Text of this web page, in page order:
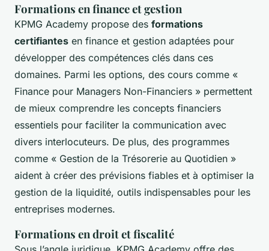
Formations en finance et gestion
KPMG Academy propose des formations
certifiantes en finance et gestion adaptées pour
développer des compétences clés dans ces
domaines. Parmi les options, des cours comme «
Finance pour Managers Non-Financiers » permettent
de mieux comprendre les concepts financiers
essentiels pour faciliter la communication avec
divers interlocuteurs. De plus, des programmes
comme « Gestion de la Trésorerie au Quotidien »
aident à créer des prévisions fiables et à optimiser la
gestion de la liquidité, outils indispensables pour les
entreprises modernes.
Formations en droit et fiscalité